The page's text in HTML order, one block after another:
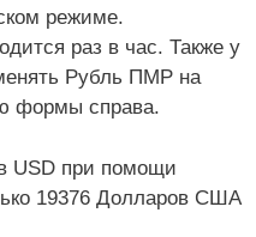
режиме.
раз в час. Также у
Рубль ПМР на
формы справа.
USD при помощи
19376 Долларов США